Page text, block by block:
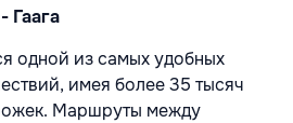
Гаага
одной из самых удобных
имея более 35 тысяч
Маршруты между